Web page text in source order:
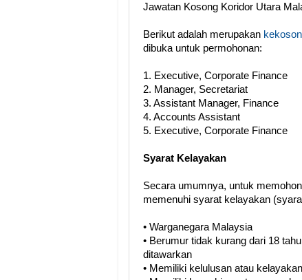
Jawatan Kosong Koridor Utara
Berikut adalah merupakan
dibuka untuk permohonan:
1. Executive, Corporate Finance
2. Manager, Secretariat
3. Assistant Manager, Finance
4. Accounts Assistant
5. Executive, Corporate Finance
Syarat Kelayakan
Secara umumnya, untuk
memenuhi syarat kelayakan
• Warganegara Malaysia
• Berumur tidak kurang dari 18
ditawarkan
• Memiliki kelulusan atau